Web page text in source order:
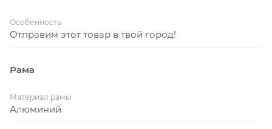
труба и короткие перья для облегчения
подъёмов и уверенных спусков
алюминиевые штанины 32 мм и регулировка
Надёжные, прочные и эффективные колёса Stout
Особенность
Отправим этот товар в твой город!
Рама
Материал рамы
Алюминий